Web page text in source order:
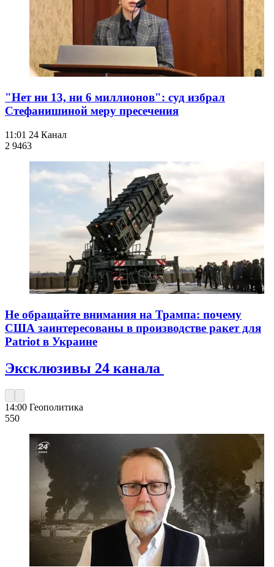
"Нет ни 13, ни 6 миллионов": суд избрал
Стефанишиной меру пресечения
11:01 24 Канал
2 9463
Не обращайте внимания на Трампа: почему
США заинтересованы в производстве ракет для
Patriot в Украине
Эксклюзивы 24 канала
14:00 Геополитика
550